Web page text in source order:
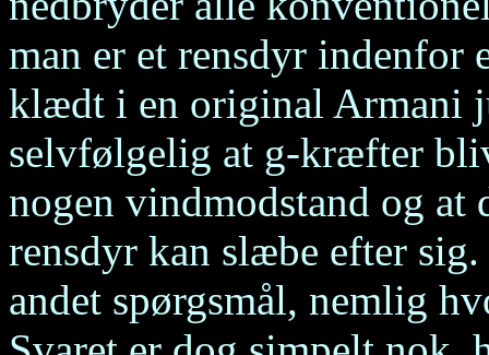
man er et rensdyr indenfor
klædt i en original Armani
selvfølgelig at g-kræfter
nogen vindmodstand og at
rensdyr kan slæbe efter
andet spørgsmål, nemlig